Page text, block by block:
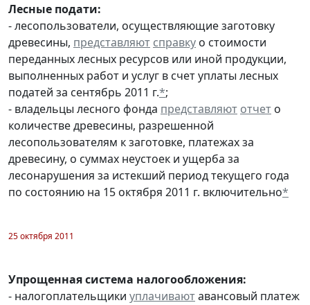
Лесные подати:
- лесопользователи, осуществляющие заготовку
древесины, представляют справку о стоимости
переданных лесных ресурсов или иной продукции,
выполненных работ и услуг в счет уплаты лесных
податей за сентябрь 2011 г.*;
- владельцы лесного фонда представляют отчет о
количестве древесины, разрешенной
лесопользователям к заготовке, платежах за
древесину, о суммах неустоек и ущерба за
лесонарушения за истекший период текущего года
по состоянию на 15 октября 2011 г. включительно*
25 октября 2011
Упрощенная система налогообложения:
- налогоплательщики уплачиваютавансовый платеж